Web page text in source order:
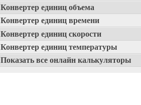
Конвертер единиц объема
Конвертер единиц времени
Конвертер единиц скорости
Конвертер единиц температуры
Показать все онлайн калькуляторы